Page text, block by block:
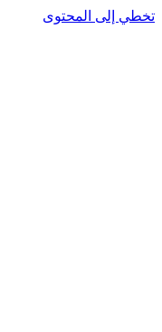
تخطي إلى المحتوى